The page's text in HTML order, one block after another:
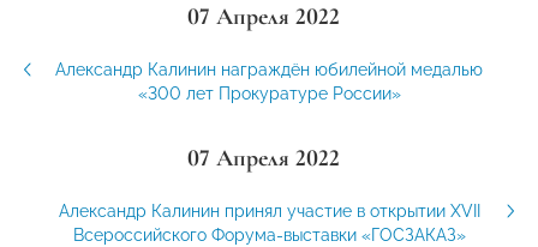
07 Апреля 2022
Александр Калинин награждён юбилейной медалью
«300 лет Прокуратуре России»
07 Апреля 2022
Александр Калинин принял участие в открытии XVII
Всероссийского Форума-выставки «ГОСЗАКАЗ»